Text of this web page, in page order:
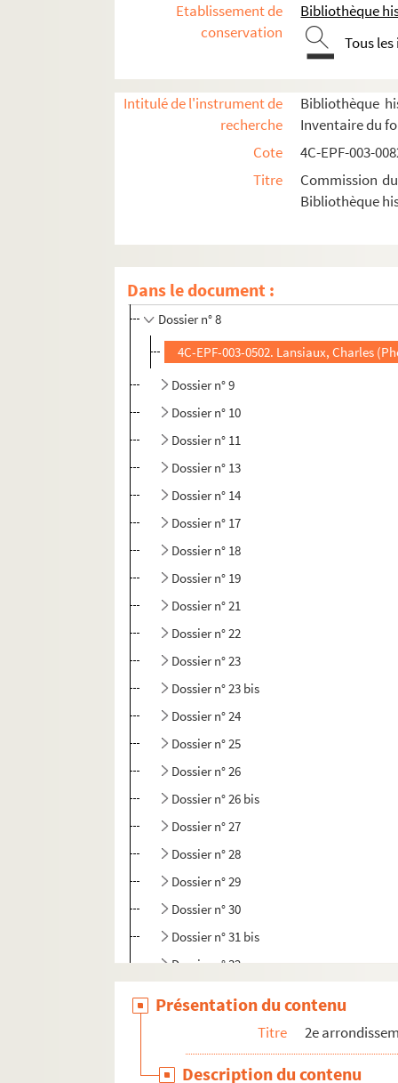
Etablissement de
conservation
Bibliothèque
Tous
Intitulé de l'instrument de
recherche
Bibliothèque
Inventaire du
Cote
4C-EPF-003-
Titre
Commission
Bibliothèque
Dans le document :
1er arrondissement
Dossier n° 2
Dossier n° 3
Dossier n° 7
Dossier n° 7 bis
Dossier n° 8
4C-EPF-003-0502. Lansiaux, Charles
Dossier n° 9
Dossier n° 10
Dossier n° 11
Dossier n° 13
Dossier n° 14
Dossier n° 17
Dossier n° 18
Dossier n° 19
Dossier n° 21
Dossier n° 22
Dossier n° 23
Dossier n° 23 bis
Dossier n° 24
Dossier n° 25
Dossier n° 26
Dossier n° 26 bis
Dossier n° 27
Dossier n° 28
Dossier n° 29
Dossier n° 30
Dossier n° 31 bis
Dossier n° 32
Dossier n° 38
Présentation du contenu
Titre 2e
Description du contenu